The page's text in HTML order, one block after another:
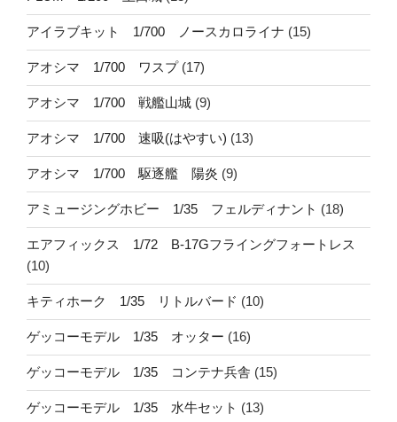
アイラブキット 1/700 ノースカロライナ (15)
アオシマ 1/700 ワスプ(17)
アオシマ 1/700 戦艦山城 (9)
アオシマ 1/700 速吸(はやすい) (13)
アオシマ 1/700 駆逐艦 陽炎 (9)
アミュージングホビー 1/35 フェルディナント (18)
エアフィックス 1/72 B-17Gフライングフォートレス
(10)
キティホーク 1/35 リトルバード (10)
ゲッコーモデル 1/35 オッター (16)
ゲッコーモデル 1/35 コンテナ兵舎 (15)
ゲッコーモデル 1/35 水牛セット (13)